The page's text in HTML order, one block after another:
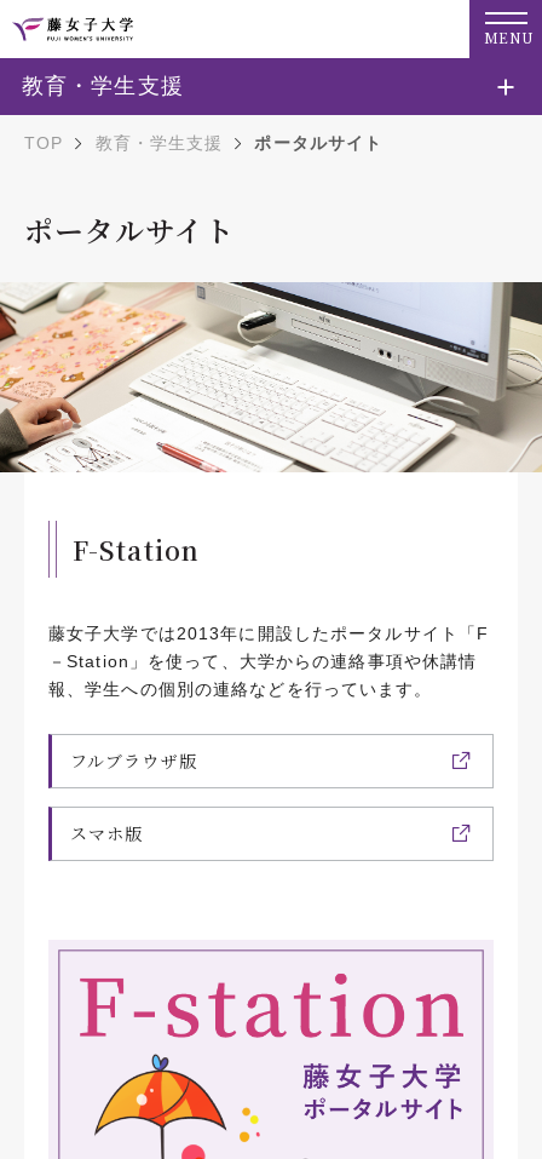
MENU
TOP 教育・学生支援 ポータルサイト
ポータルサイト
F-Station
藤女子大学では2013年に開設したポータルサイト「F
－Station」を使って、大学からの連絡事項や休講情
報、学生への個別の連絡などを行っています。
フルブラウザ版
スマホ版
教育・学生支援